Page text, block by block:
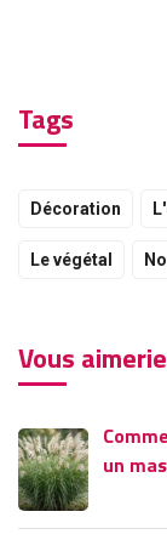
Tags
Décoration
Le végétal
Vous
un